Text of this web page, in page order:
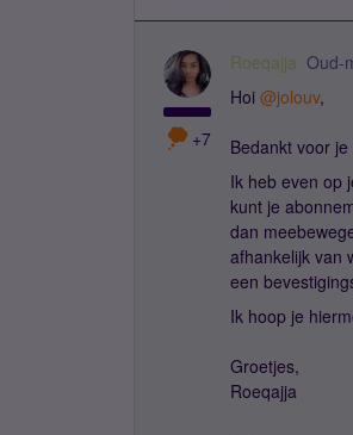
+7
Roeqajja Oud-
Hoi @jolouv,
Bedankt voor
Ik heb even op
kunt je
dan
afhankelijk van
een
Ik hoop je
Groetjes,
Roeqajja